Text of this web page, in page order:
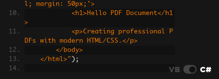
l; margin: 50px;'>
>
DFs with modern HTML/CSS.</p>
        </body>
    </html>"
);
VB C#